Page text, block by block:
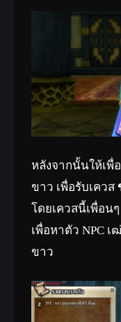
หลังจากนั้นให้เพื่
ขาว เพื่อรับเควส
โดยเควสนี้เพื่อน
เพื่อหาตัว NPC
ขาว